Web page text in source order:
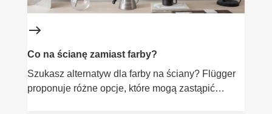
Co na ścianę zamiast farby?
Szukasz alternatyw dla farby na ściany? Flügger
proponuje różne opcje, które mogą zastąpić